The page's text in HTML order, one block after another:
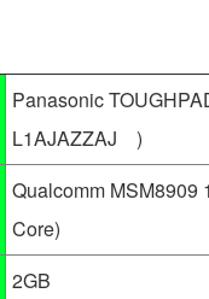
Panasonic
L1AJAZZAJ )
Qualcomm MSM8909
Core)
2GB